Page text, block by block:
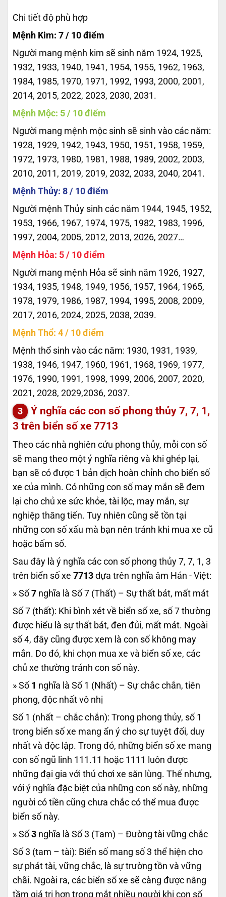
Chi tiết độ phù hợp
Mệnh Kim: 7 / 10 điểm
Người mang mệnh kim sẽ sinh năm 1924, 1925,
1932, 1933, 1940, 1941, 1954, 1955, 1962, 1963,
1984, 1985, 1970, 1971, 1992, 1993, 2000, 2001,
2014, 2015, 2022, 2023, 2030, 2031.
Mệnh Mộc: 5 / 10 điểm
Người mang mệnh mộc sinh sẽ sinh vào các năm:
1928, 1929, 1942, 1943, 1950, 1951, 1958, 1959,
1972, 1973, 1980, 1981, 1988, 1989, 2002, 2003,
2010, 2011, 2019, 2019, 2032, 2033, 2040, 2041.
Mệnh Thủy: 8 / 10 điểm
Người mệnh Thủy sinh các năm 1944, 1945, 1952,
1953, 1966, 1967, 1974, 1975, 1982, 1983, 1996,
1997, 2004, 2005, 2012, 2013, 2026, 2027…
Mệnh Hỏa: 5 / 10 điểm
Người mang mệnh Hỏa sẽ sinh năm 1926, 1927,
1934, 1935, 1948, 1949, 1956, 1957, 1964, 1965,
1978, 1979, 1986, 1987, 1994, 1995, 2008, 2009,
2017, 2016, 2024, 2025, 2038, 2039.
Mệnh Thổ: 4 / 10 điểm
Mệnh thổ sinh vào các năm: 1930, 1931, 1939,
1938, 1946, 1947, 1960, 1961, 1968, 1969, 1977,
1976, 1990, 1991, 1998, 1999, 2006, 2007, 2020,
2021, 2028, 2029,2036, 2037.
Ý nghĩa các con số phong thủy 7, 7, 1,
3 trên biển số xe 7713
Theo các nhà nghiên cứu phong thủy, mỗi con số
sẽ mang theo một ý nghĩa riêng và khi ghép lại,
bạn sẽ có được 1 bản dịch hoàn chỉnh cho biển số
xe của mình. Có những con số may mắn sẽ đem
lại cho chủ xe sức khỏe, tài lộc, may mắn, sự
nghiệp thăng tiến. Tuy nhiên cũng sẽ tồn tại
những con số xấu mà bạn nên tránh khi mua xe cũ
hoặc bấm số.
Sau đây là ý nghĩa các con số phong thủy 7, 7, 1, 3
trên biển số xe 7713 dựa trên nghĩa âm Hán - Việt:
» Số 7 nghĩa là Số 7 (Thất) – Sự thất bát, mất mát
Số 7 (thất): Khi bình xét về biển số xe, số 7 thường
được hiểu là sự thất bát, đen đủi, mất mát. Ngoài
số 4, đây cũng được xem là con số không may
mắn. Do đó, khi chọn mua xe và biển số xe, các
chủ xe thường tránh con số này.
» Số 1 nghĩa là Số 1 (Nhất) – Sự chắc chắn, tiên
phong, độc nhất vô nhị
Số 1 (nhất – chắc chắn): Trong phong thủy, số 1
trong biển số xe mang ẩn ý cho sự tuyệt đối, duy
nhất và độc lập. Trong đó, những biển số xe mang
con số ngũ linh 111.11 hoặc 1111 luôn được
những đại gia với thú chơi xe săn lùng. Thế nhưng,
với ý nghĩa đặc biệt của những con số này, những
người có tiền cũng chưa chắc có thể mua được
biển số này.
» Số 3 nghĩa là Số 3 (Tam) – Đường tài vững chắc
Số 3 (tam – tài): Biển số mang số 3 thể hiện cho
sự phát tài, vững chắc, là sự trường tồn và vững
chãi. Ngoài ra, các biển số xe sẽ càng được nâng
tầm giá trị hơn trong mắt nhiều người khi con số